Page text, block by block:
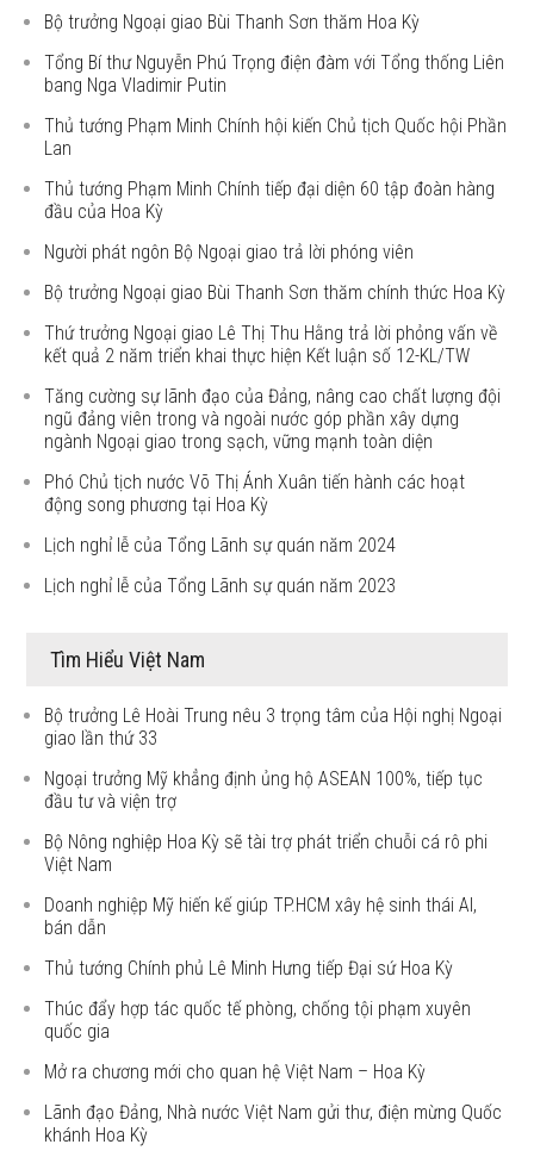
Bộ trưởng Ngoại giao Bùi Thanh Sơn thăm Hoa Kỳ
Tổng Bí thư Nguyễn Phú Trọng điện đàm với Tổng thống Liên
bang Nga Vladimir Putin
Thủ tướng Phạm Minh Chính hội kiến Chủ tịch Quốc hội Phần
Lan
Thủ tướng Phạm Minh Chính tiếp đại diện 60 tập đoàn hàng
đầu của Hoa Kỳ
Người phát ngôn Bộ Ngoại giao trả lời phóng viên
Bộ trưởng Ngoại giao Bùi Thanh Sơn thăm chính thức Hoa Kỳ
Thứ trưởng Ngoại giao Lê Thị Thu Hằng trả lời phỏng vấn về
kết quả 2 năm triển khai thực hiện Kết luận số 12-KL/TW
Tăng cường sự lãnh đạo của Đảng, nâng cao chất lượng đội
ngũ đảng viên trong và ngoài nước góp phần xây dựng
ngành Ngoại giao trong sạch, vững mạnh toàn diện
Phó Chủ tịch nước Võ Thị Ánh Xuân tiến hành các hoạt
động song phương tại Hoa Kỳ
Lịch nghỉ lễ của Tổng Lãnh sự quán năm 2024
Lịch nghỉ lễ của Tổng Lãnh sự quán năm 2023
Tìm Hiểu Việt Nam
Bộ trưởng Lê Hoài Trung nêu 3 trọng tâm của Hội nghị Ngoại
giao lần thứ 33
Ngoại trưởng Mỹ khẳng định ủng hộ ASEAN 100%, tiếp tục
đầu tư và viện trợ
Bộ Nông nghiệp Hoa Kỳ sẽ tài trợ phát triển chuỗi cá rô phi
Việt Nam
Doanh nghiệp Mỹ hiến kế giúp TP.HCM xây hệ sinh thái AI,
bán dẫn
Thủ tướng Chính phủ Lê Minh Hưng tiếp Đại sứ Hoa Kỳ
Thúc đẩy hợp tác quốc tế phòng, chống tội phạm xuyên
quốc gia
Mở ra chương mới cho quan hệ Việt Nam – Hoa Kỳ
Lãnh đạo Đảng, Nhà nước Việt Nam gửi thư, điện mừng Quốc
khánh Hoa Kỳ